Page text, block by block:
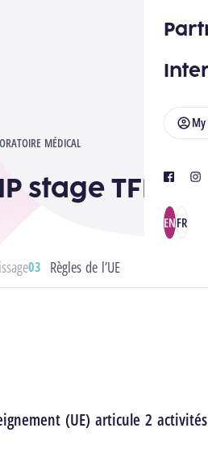
My
facebook
ENFR
MÉDICAL
stage TFE
Règles de l’UE
(UE) articule 2 activités